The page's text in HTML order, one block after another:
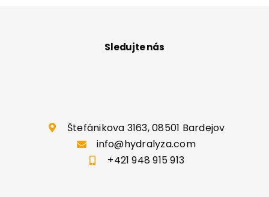
Sledujte nás
Štefánikova 3163, 08501 Bardejov
info@hydralyza.com
+421 948 915 913